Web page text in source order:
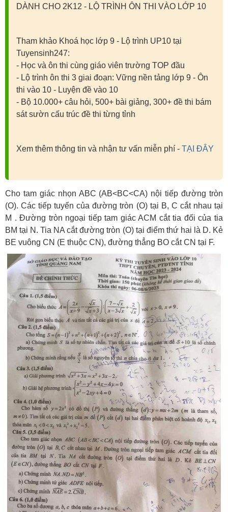
DÀNH CHO 2K12 - LỘ TRÌNH ÔN THI VÀO LỚP 10
Tham khảo Khoá học lớp 9 - Lộ trình UP10 tại
Tuyensinh247:
- Học và ôn thi cùng giáo viên trường TOP đầu
- Lộ trình ôn thi 3 giai đoạn: Vững nền tảng lớp 9 - Ôn
thi vào 10 - Luyện đề vào 10
- Bộ 10.000+ câu hỏi, 500+ bài giảng, 300+ đề thi bám
sát sườn cấu trúc đề thi từng tỉnh
Xem thêm thông tin và nhận tư vấn miễn phí - TẠI ĐÂY
Cho tam giác nhọn ABC (AB<BC<CA) nội tiếp đường tròn
(O). Các tiếp tuyến của đường tròn (O) tại B, C cắt nhau tại
M . Đường tròn ngoại tiếp tam giác ACM cắt tia đối của tia
BM tại N. Tia NA cắt đường tròn (O) tại điểm thứ hai là D. Kẻ
BE vuông CN (E thuộc CN), đường thẳng BO cắt CN tại F.